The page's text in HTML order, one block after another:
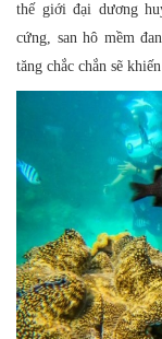
thế giới đại dương
cứng, san hô mềm
tăng chắc chắn sẽ